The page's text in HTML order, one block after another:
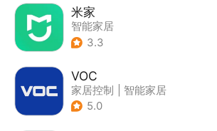
米家
智能家居
3.3
VOC
家居控制
智能家居
5.0